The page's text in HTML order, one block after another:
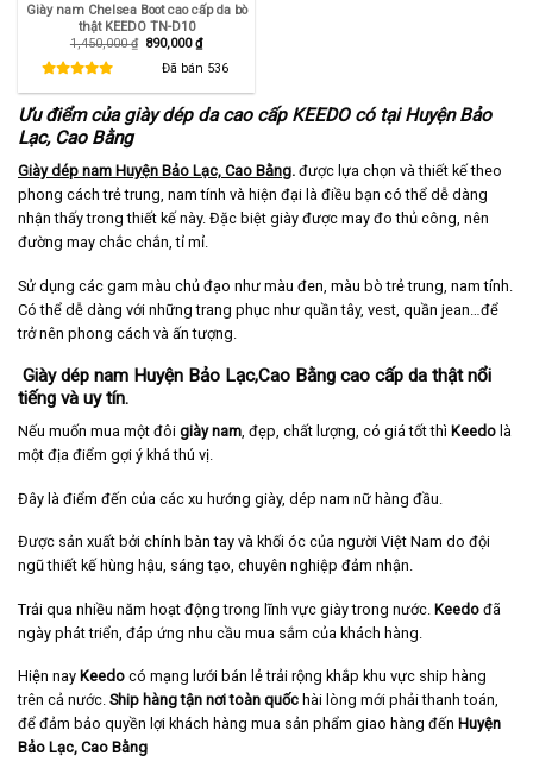
Giày nam Chelsea Boot cao cấp da bò
thật KEEDO TN-D10
1,450,000₫ Giá
1,450,000 ₫.
890,000₫Giá
hiện
tại
là:
890,000 ₫.
Đã bán 536
Ưu điểm của giày dép da cao cấp KEEDO có tại Huyện Bảo
Lạc, Cao Bằng
Giày dép nam Huyện Bảo Lạc, Cao Bằng. được lựa chọn và thiết kế theo
phong cách trẻ trung, nam tính và hiện đại là điều bạn có thể dễ dàng
nhận thấy trong thiết kế này. Đặc biệt giày được may đo thủ công, nên
đường may chắc chắn, tỉ mỉ.
Sử dụng các gam màu chủ đạo như màu đen, màu bò trẻ trung, nam tính.
Có thể dễ dàng với những trang phục như quần tây, vest, quần jean…để
trở nên phong cách và ấn tượng.
Giày dép nam Huyện Bảo Lạc,Cao Bằng cao cấp da thật nổi
tiếng và uy tín.
Nếu muốn mua một đôi giày nam , đẹp, chất lượng, có giá tốt thì Keedo là
một địa điểm gợi ý khá thú vị.
Đây là điểm đến của các xu hướng giày, dép nam nữ hàng đầu.
Được sản xuất bởi chính bàn tay và khối óc của người Việt Nam do đội
ngũ thiết kế hùng hậu, sáng tạo, chuyên nghiệp đảm nhận.
Trải qua nhiều năm hoạt động trong lĩnh vực giày trong nước. Keedo đã
ngày phát triển, đáp ứng nhu cầu mua sắm của khách hàng.
Hiện nay Keedo có mạng lưới bán lẻ trải rộng khắp khu vực ship hàng
trên cả nước. Ship hàng tận nơi toàn quốc hài lòng mới phải thanh toán,
để đảm bảo quyền lợi khách hàng mua sản phẩm giao hàng đến Huyện
Bảo Lạc, Cao Bằng